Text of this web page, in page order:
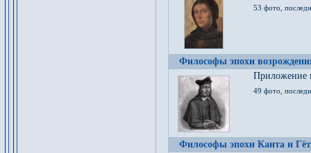
53 фото,
Философы эпохи
Приложение
49 фото,
Философы эпохи Канта и